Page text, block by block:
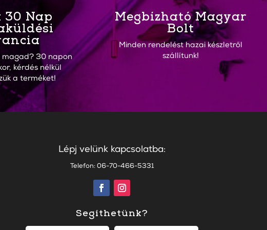
30 Nap
magad? 30 napon
kérdés nélkül
a terméket!
Megbízható Magyar
Bolt
Minden rendelést hazai készletről
szállítunk!
Lépj velünk kapcsolatba:
Telefon: 06-70-466-5331
Segíthetünk?